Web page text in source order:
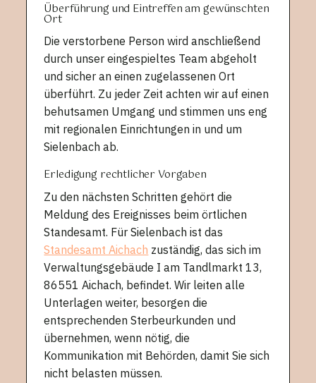
Überführung und Eintreffen am gewünschten
Ort
Die verstorbene Person wird anschließend
durch unser eingespieltes Team abgeholt
und sicher an einen zugelassenen Ort
überführt. Zu jeder Zeit achten wir auf einen
behutsamen Umgang und stimmen uns eng
mit regionalen Einrichtungen in und um
Sielenbach ab.
Erledigung rechtlicher Vorgaben
Zu den nächsten Schritten gehört die
Meldung des Ereignisses beim örtlichen
Standesamt. Für Sielenbach ist das
Standesamt Aichach zuständig, das sich im
Verwaltungsgebäude I am Tandlmarkt 13,
86551 Aichach, befindet. Wir leiten alle
Unterlagen weiter, besorgen die
entsprechenden Sterbeurkunden und
übernehmen, wenn nötig, die
Kommunikation mit Behörden, damit Sie sich
nicht belasten müssen.